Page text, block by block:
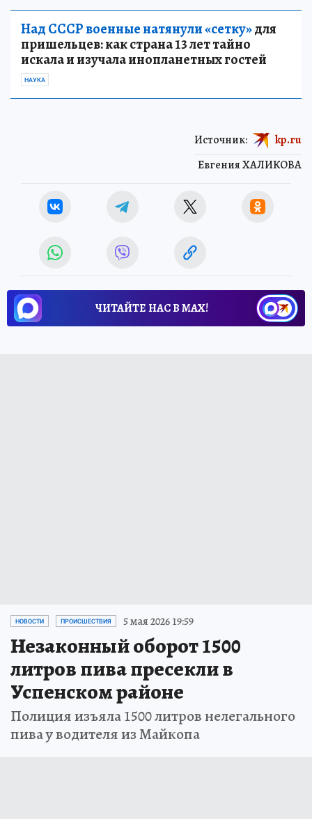
Над СССР военные натянули «сетку»для
пришельцев: как страна 13 лет тайно
искала и изучала инопланетных гостей
НАУКА
Евгения ХАЛИКОВА
Источник: kp.ru
ЧИТАЙТЕ НАС В МАХ!
НОВОСТИ ПРОИСШЕСТВИЯ 5 мая 2026 19:59
Незаконный оборот 1500
литров пива пресекли в
Успенском районе
Полиция изъяла 1500 литров нелегального
пива у водителя из Майкопа